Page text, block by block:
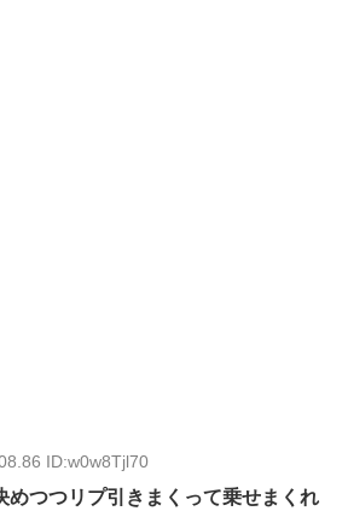
ID:w0w8Tjl70
めつつリプ引きまくって乗せまくれ